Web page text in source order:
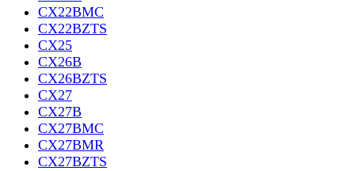
CX22BMC
CX22BZTS
CX25
CX26B
CX26BZTS
CX27
CX27B
CX27BMC
CX27BMR
CX27BZTS